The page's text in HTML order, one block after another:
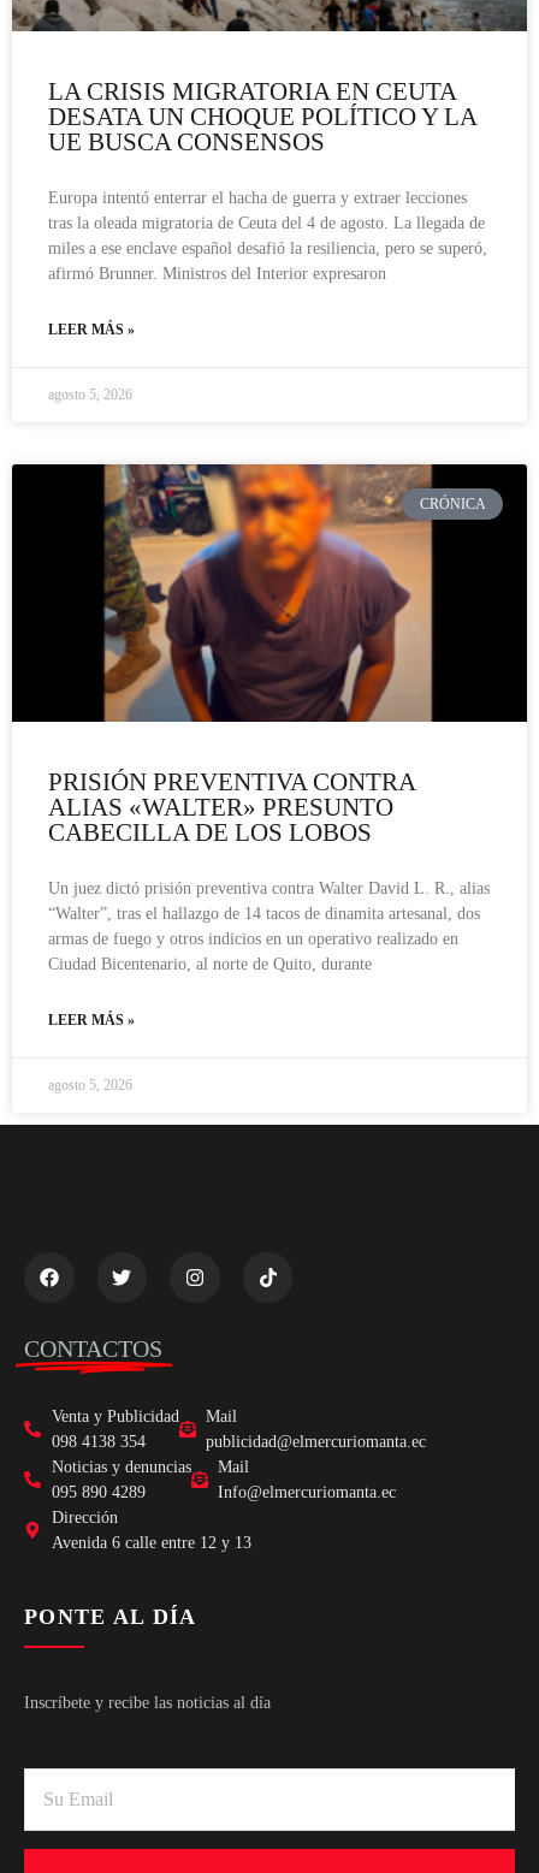
LA CRISIS MIGRATORIA EN CEUTA
DESATA UN CHOQUE POLÍTICO Y LA
UE BUSCA CONSENSOS
Europa intentó enterrar el hacha de guerra y extraer lecciones
tras la oleada migratoria de Ceuta del 4 de agosto. La llegada de
miles a ese enclave español desafió la resiliencia, pero se superó,
afirmó Brunner. Ministros del Interior expresaron
LEER MÁS »
agosto 5, 2026
CRÓNICA
PRISIÓN PREVENTIVA CONTRA
ALIAS «WALTER» PRESUNTO
CABECILLA DE LOS LOBOS
Un juez dictó prisión preventiva contra Walter David L. R., alias
“Walter”, tras el hallazgo de 14 tacos de dinamita artesanal, dos
armas de fuego y otros indicios en un operativo realizado en
Ciudad Bicentenario, al norte de Quito, durante
LEER MÁS »
agosto 5, 2026
CONTACTOS
Venta y Publicidad
098 4138 354
Mail
publicidad@elmercuriomanta.ec
Noticias y denuncias
095 890 4289
Mail
Info@elmercuriomanta.ec
Dirección
Avenida 6 calle entre 12 y 13
PONTE AL DÍA
Inscríbete y recibe las noticias al día